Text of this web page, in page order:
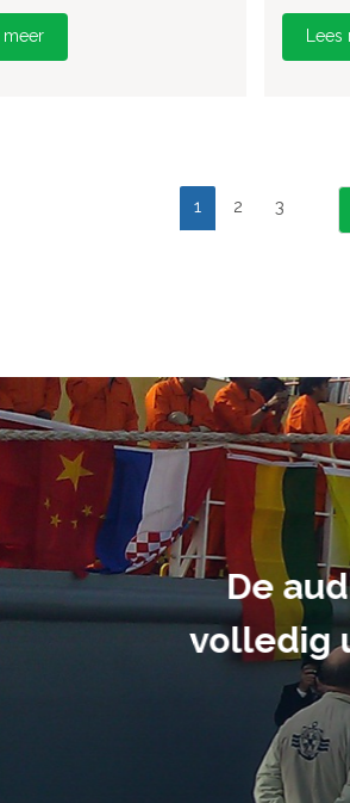
meer
1 2 3
uitvoering van
gegeven en
tot in de puntjes
Tim de Lange